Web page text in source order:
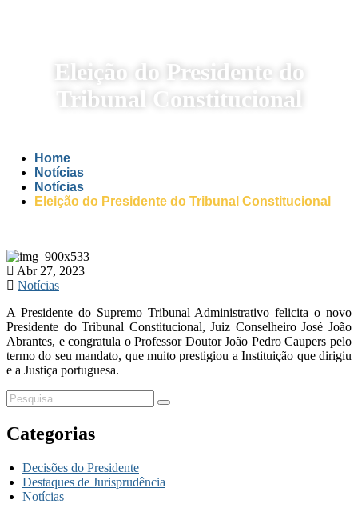
Eleição do Presidente do
Tribunal Constitucional
Home
Notícias
Notícias
Eleição do Presidente do Tribunal Constitucional
Abr 27, 2023
Notícias
A Presidente do Supremo Tribunal Administrativo felicita o novo
Presidente do Tribunal Constitucional, Juiz Conselheiro José João
Abrantes, e congratula o Professor Doutor João Pedro Caupers pelo
termo do seu mandato, que muito prestigiou a Instituição que dirigiu
e a Justiça portuguesa.
Categorias
Decisões do Presidente
Destaques de Jurisprudência
Notícias